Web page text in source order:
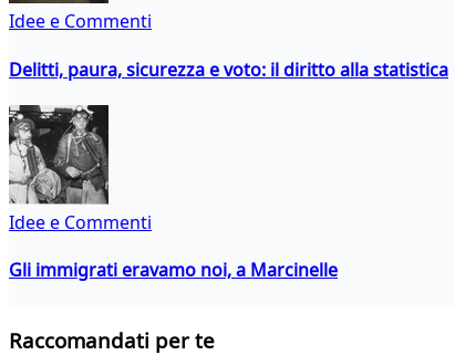
Idee e Commenti
Delitti, paura, sicurezza e voto: il diritto alla statistica
Idee e Commenti
Gli immigrati eravamo noi, a Marcinelle
Raccomandati per te